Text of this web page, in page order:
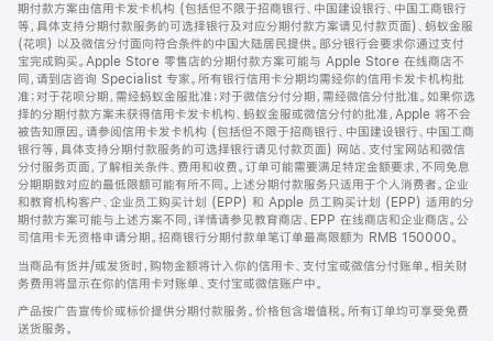
期付款方案由信用卡发卡机构 (包括但不限于招商银行、中国建设银行、中国工商银行
等，具体支持分期付款服务的可选择银行及对应分期付款方案请见付款页面)、蚂蚁金服
(花呗) 以及微信分付面向符合条件的中国大陆居民提供。部分银行会要求你通过支付
宝完成购买。Apple Store 零售店的分期付款方案可能与 Apple Store 在线商店不
同，请到店咨询 Specialist 专家。所有银行信用卡分期均需经你的信用卡发卡机构批
准；对于花呗分期，需经蚂蚁金服批准；对于微信分付分期，需经微信分付批准。如果你选
择的分期付款方案未获得信用卡发卡机构、蚂蚁金服或微信分付的批准，Apple 将不会
被告知原因。请参阅信用卡发卡机构 (包括但不限于招商银行、中国建设银行、中国工商
银行等，具体支持分期付款服务的可选择银行请见付款页面) 网站、支付宝网站和微信
分付服务页面，了解相关条件、费用和收费。订单可能需要满足特定金额要求，不同免息
分期期数对应的最低限额可能有所不同。上述分期付款服务只适用于个人消费者。企业
和教育机构客户、企业员工购买计划 (EPP) 和 Apple 员工购买计划 (EPP) 适用的分
期付款方案可能与上述方案不同，详情请参见教育商店、EPP 在线商店和企业商店。公
司信用卡无资格申请分期。招商银行分期付款单笔订单最高限额为 RMB 150000。
当商品有货并/或发货时，购物金额将计入你的信用卡、支付宝或微信分付账单。相关财
务费用将显示在你的信用卡对账单、支付宝或微信账户中。
产品按广告宣传价或标价提供分期付款服务。价格包含增值税。所有订单均可享受免费
送货服务。